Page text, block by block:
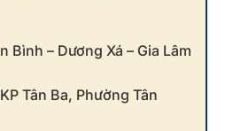
Bình – Dương Xá – Gia Lâm
Tân Ba, Phường Tân